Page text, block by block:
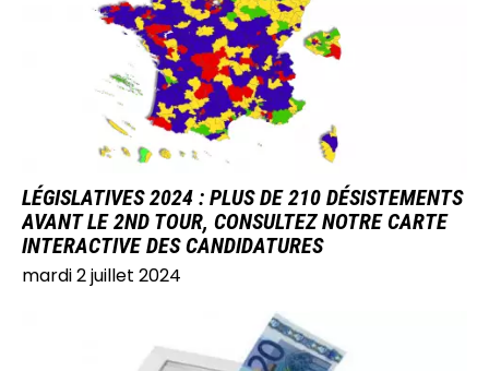
LÉGISLATIVES 2024 : PLUS DE 210 DÉSISTEMENTS
AVANT LE 2ND TOUR, CONSULTEZ NOTRE CARTE
INTERACTIVE DES CANDIDATURES
mardi 2 juillet 2024